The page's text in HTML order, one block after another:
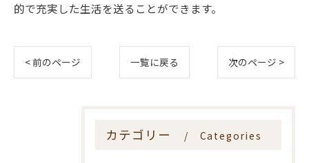
的で充実した生活を送ることができます。
< 前のページ 一覧に戻る 次のページ >
カテゴリー Categories